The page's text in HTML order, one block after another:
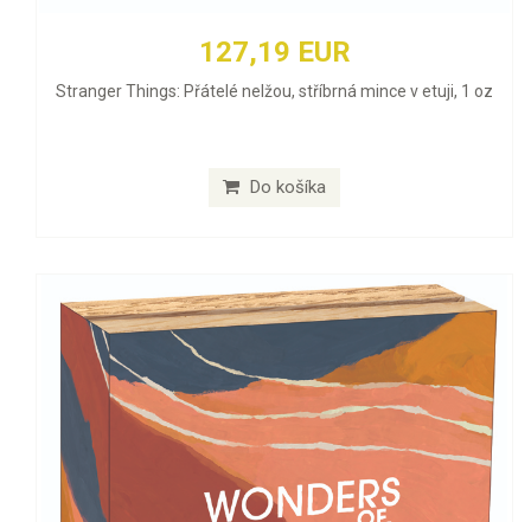
127,19 EUR
Stranger Things: Přátelé nelžou, stříbrná mince v etuji, 1 oz
Do košíka